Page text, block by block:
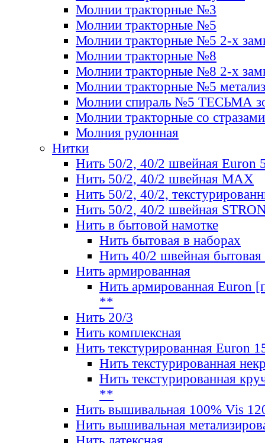
Молнии тракторные №3
Молнии тракторные №5
Молнии тракторные №5 2-х
Молнии тракторные №8
Молнии тракторные №8 2-х
Молнии тракторные №5
Молнии спираль №5 ТЕСЬМА
Молнии тракторные со стразами
Молния рулонная
Нитки
Нить 50/2, 40/2 швейная Euron
Нить 50/2, 40/2 швейная МАХ
Нить 50/2, 40/2,
Нить 50/2, 40/2 швейная
Нить в бытовой намотке
Нить бытовая в наборах
Нить 40/2 швейная бытовая
Нить армированная
Нить армированная Euron
**
Нить 20/3
Нить комплексная
Нить текстурированная Euron
Нить текстурированная
Нить текстурированная
**
Нить вышивальная 100% Vis
Нить вышивальная